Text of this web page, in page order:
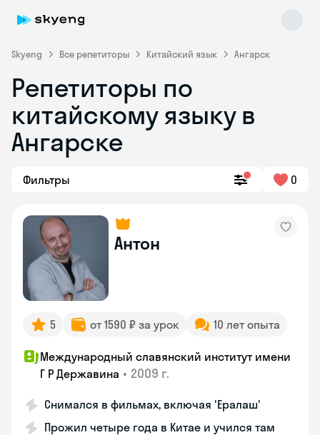
Skyeng Все репетиторы Китайский язык Ангарск
Репетиторы по
китайскому языку в
Ангарске
Фильтры 0
Антон
5 от 1590 ₽ за урок 10 лет опыта
Международный славянский институт имени
Г Р Державина • 2009 г.
Снимался в фильмах, включая 'Ералаш'
Прожил четыре года в Китае и учился там
Skyeng Chat